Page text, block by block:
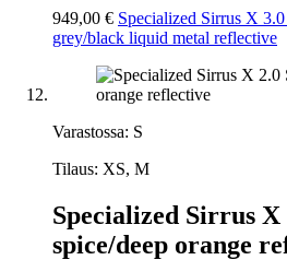
949,00 € Specialized Sirrus X
grey/black liquid metal reflective
Varastossa: S
Tilaus: XS, M
Specialized Sirrus X
spice/deep orange